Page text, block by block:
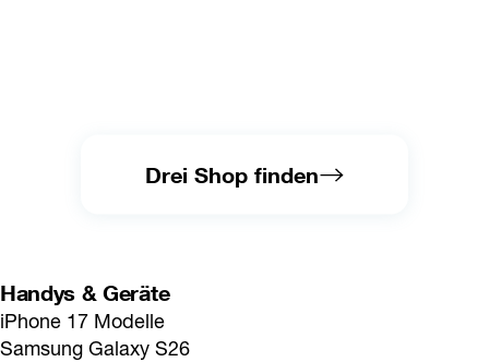
Drei Shop finden
Handys & Geräte
iPhone 17 Modelle
Samsung Galaxy S26